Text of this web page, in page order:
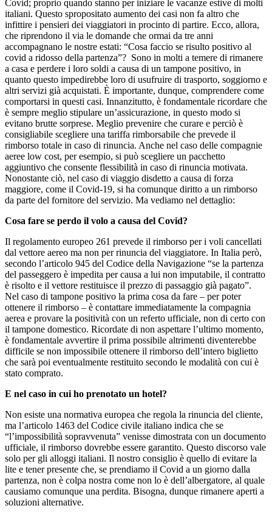
Covid; proprio quando stanno per iniziare le vacanze estive di molti
italiani. Questo spropositato aumento dei casi non fa altro che
infittire i pensieri dei viaggiatori in procinto di partire. Ecco, allora,
che riprendono il via le domande che ormai da tre anni
accompagnano le nostre estati: “Cosa faccio se risulto positivo al
covid a ridosso della partenza”? Sono in molti a temere di rimanere
a casa e perdere i loro soldi a causa di un tampone positivo, in
quanto questo impedirebbe loro di usufruire di trasporto, soggiorno e
altri servizi già acquistati. È importante, dunque, comprendere come
comportarsi in questi casi. Innanzitutto, è fondamentale ricordare che
è sempre meglio stipulare un’assicurazione, in questo modo si
evitano brutte sorprese. Meglio prevenire che curare e perciò è
consigliabile scegliere una tariffa rimborsabile che prevede il
rimborso totale in caso di rinuncia. Anche nel caso delle compagnie
aeree low cost, per esempio, si può scegliere un pacchetto
aggiuntivo che consente flessibilità in caso di rinuncia motivata.
Nonostante ciò, nel caso di viaggio disdetto a causa di forza
maggiore, come il Covid-19, si ha comunque diritto a un rimborso
da parte del fornitore del servizio. Ma vediamo nel dettaglio:
Cosa fare se perdo il volo a causa del Covid?
Il regolamento europeo 261 prevede il rimborso per i voli cancellati
dal vettore aereo ma non per rinuncia del viaggiatore. In Italia però,
secondo l’articolo 945 del Codice della Navigazione “se la partenza
del passeggero è impedita per causa a lui non imputabile, il contratto
è risolto e il vettore restituisce il prezzo di passaggio già pagato”.
Nel caso di tampone positivo la prima cosa da fare – per poter
ottenere il rimborso – è contattare immediatamente la compagnia
aerea e provare la positività con un referto ufficiale, non di certo con
il tampone domestico. Ricordate di non aspettare l’ultimo momento,
è fondamentale avvertire il prima possibile altrimenti diventerebbe
difficile se non impossibile ottenere il rimborso dell’intero biglietto
che sarà poi eventualmente restituito secondo le modalità con cui è
stato comprato.
E nel caso in cui ho prenotato un hotel?
Non esiste una normativa europea che regola la rinuncia del cliente,
ma l’articolo 1463 del Codice civile italiano indica che se
“l’impossibilità sopravvenuta” venisse dimostrata con un documento
ufficiale, il rimborso dovrebbe essere garantito. Questo discorso vale
solo per gli alloggi italiani. Il nostro consiglio è quello di evitare la
lite e tener presente che, se prendiamo il Covid a un giorno dalla
partenza, non è colpa nostra come non lo è dell’albergatore, al quale
causiamo comunque una perdita. Bisogna, dunque rimanere aperti a
soluzioni alternative.